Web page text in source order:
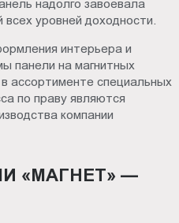
надолго завоевала
уровней доходности.
интерьера и
панели на магнитных
ассортименте специальных
по праву являются
компании
«МАГНЕТ» —